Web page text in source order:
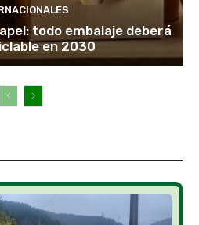
todo embalaje deberá
en 2030